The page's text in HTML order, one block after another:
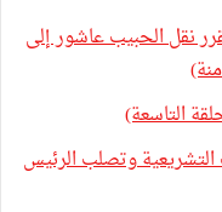
نقل الحبيب عاشور إلى
التاسعة)
وتصلب الرئيس